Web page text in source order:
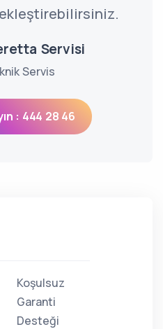
Servisi
Servis
: 444 28 46
Koşulsuz
Garanti
Desteği